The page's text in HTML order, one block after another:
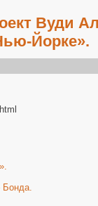
Вуди
Йорке».